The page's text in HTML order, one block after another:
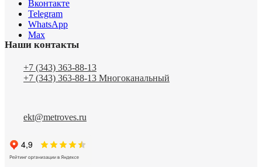
Вконтакте
Telegram
WhatsApp
Max
Наши контакты
+7 (343) 363-88-13
+7 (343) 363-88-13 Многоканальный
ekt@metroves.ru